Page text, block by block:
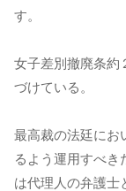
す。
女子差別撤廃条約
づけている。
最高裁の法廷にお
るよう運用すべ
は代理人の弁護士